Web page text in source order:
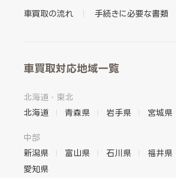
車買取の流れ 手続きに必要な書類
車買取対応地域一覧
北海道・東北
北海道
青森県 岩手県 宮城県
中部
新潟県
富山県 石川県 福井県
愛知県